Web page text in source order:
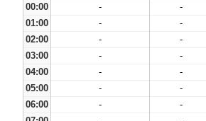
00:00
- -
01:00
- -
02:00
- -
03:00
- -
04:00
- -
05:00
- -
06:00
- -